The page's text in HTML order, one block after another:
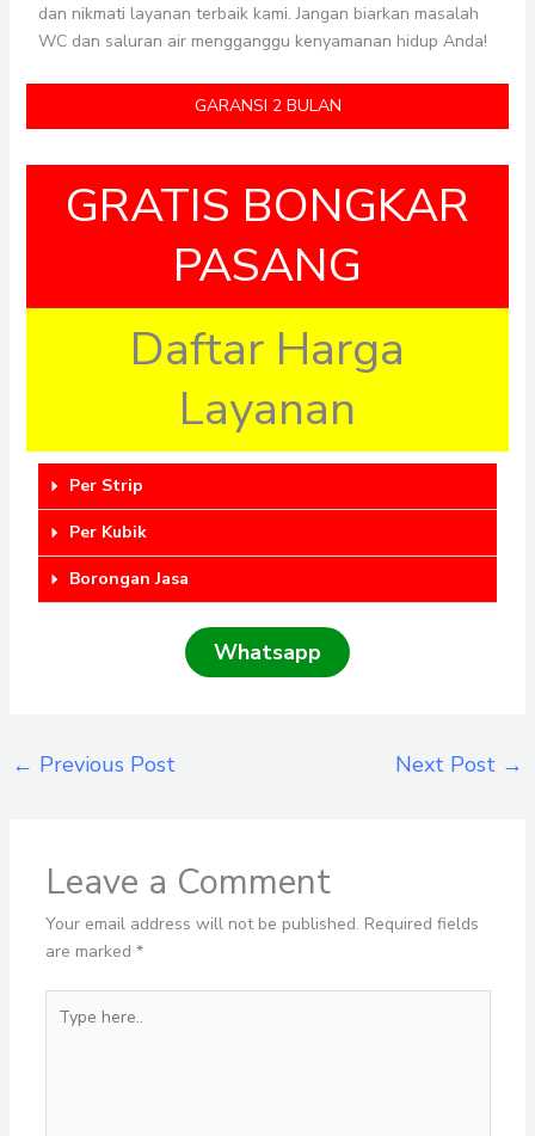
dan nikmati layanan terbaik kami. Jangan biarkan masalah
WC dan saluran air mengganggu kenyamanan hidup Anda!
GARANSI 2 BULAN
GRATIS BONGKAR
PASANG
Daftar Harga
Layanan
Per Strip
Per Kubik
Borongan Jasa
Whatsapp
← Previous Post Next Post →
Leave a Comment
Your email address will not be published. Required fields
are marked *
here..